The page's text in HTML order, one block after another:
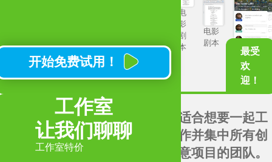
开始免费试用！
电
影
剧
本
电影
剧本
故事
最受
欢
迎！
工作室
让我们聊聊
工作室特价
适合想要一起工
作并集中所有创
意项目的团队。
用于管理作业的集
中式管理员和教师
仪表板
实时查看学生作业
只支付您需要的学
生人数
发布到：